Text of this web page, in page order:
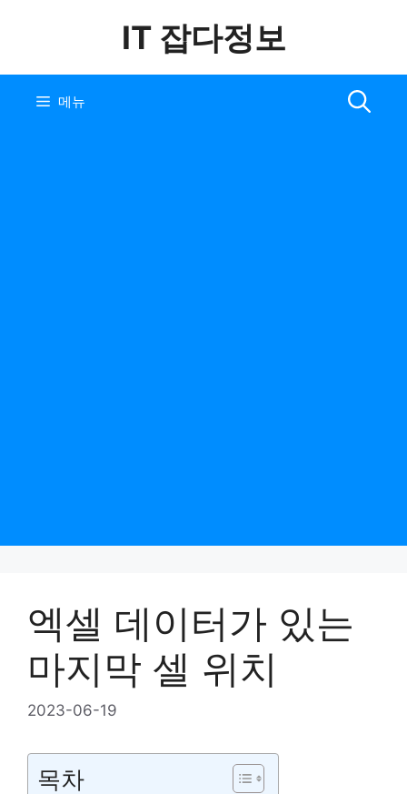
로
IT 잡다정보
메뉴
엑셀 데이터가 있는
마지막 셀 위치
2023-06-19
목차